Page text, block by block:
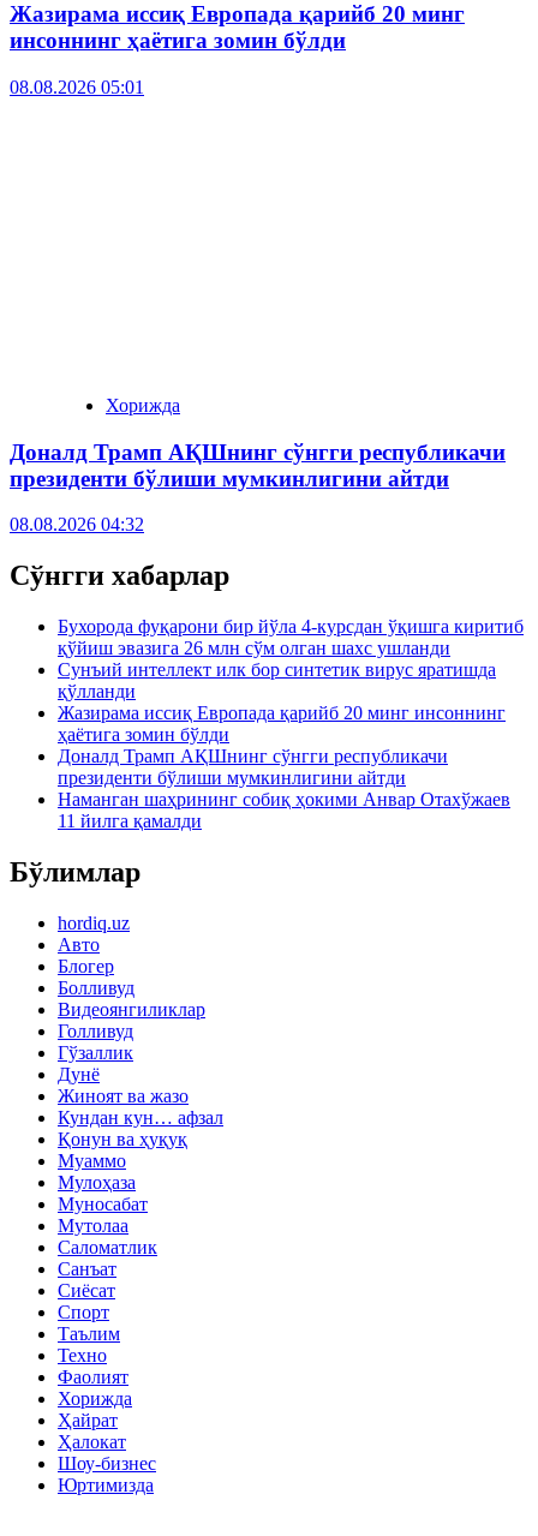
Жазирама иссиқ Европада қарийб 20 минг
инсоннинг ҳаётига зомин бўлди
08.08.2026 05:01
Хорижда
Доналд Трамп АҚШнинг сўнгги республикачи
президенти бўлиши мумкинлигини айтди
08.08.2026 04:32
Сўнгги хабарлар
Бухорода фуқарони бир йўла 4-курсдан ўқишга киритиб
қўйиш эвазига 26 млн сўм олган шахс ушланди
Сунъий интеллект илк бор синтетик вирус яратишда
қўлланди
Жазирама иссиқ Европада қарийб 20 минг инсоннинг
ҳаётига зомин бўлди
Доналд Трамп АҚШнинг сўнгги республикачи
президенти бўлиши мумкинлигини айтди
Наманган шаҳрининг собиқ ҳокими Анвар Отахўжаев
11 йилга қамалди
Бўлимлар
hordiq.uz
Авто
Блогер
Болливуд
Видеоянгиликлар
Голливуд
Гўзаллик
Дунё
Жиноят ва жазо
Кундан кун… афзал
Қонун ва ҳуқуқ
Муаммо
Мулоҳаза
Муносабат
Мутолаа
Саломатлик
Санъат
Сиёсат
Спорт
Таълим
Техно
Фаолият
Хорижда
Ҳайрат
Ҳалокат
Шоу-бизнес
Юртимизда